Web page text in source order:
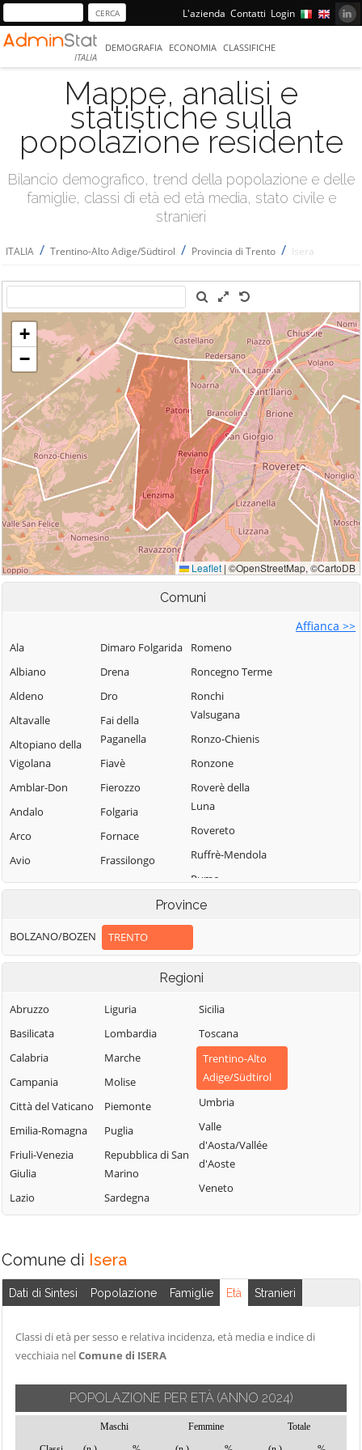
L'azienda Contatti Login
ITALIA
DEMOGRAFIA ECONOMIA CLASSIFICHE
Mappe, analisi e
statistiche sulla
popolazione residente
Bilancio demografico, trend della popolazione e delle
famiglie, classi di età ed età media, stato civile e
stranieri
ITALIA / Trentino-Alto Adige/Südtirol / Provincia di Trento / Isera
Comuni
Affianca >>
Ala
Albiano
Aldeno
Altavalle
Altopiano della
Vigolana
Amblar-Don
Andalo
Arco
Avio
Baselga di Pinè
Besenello
Bieno
Bocenago
Bondone
Borgo Chiese
Borgo d'Anaunia
Borgo Lares
Borgo Valsugana
Brentonico
Bresimo
Caderzone
Terme
Lago
Caldes
Caldonazzo
Calliano
Campitello di
Campodenno
Dimaro Folgarida
Drena
Dro
Fai della
Paganella
Fiavè
Fierozzo
Folgaria
Fornace
Frassilongo
Garniga Terme
Giustino
Grigno
Isera
Lavarone
Lavis
Ledro
Levico Terme
Livo
Lona-Lases
Luserna
Madruzzo
Mezzana
Moena
Molveno
Romeno
Roncegno Terme
Ronchi
Valsugana
Ronzo-Chienis
Ronzone
Roverè della
Luna
Rovereto
Ruffrè-Mendola
Rumo
Sagron Mis
Samone
San Giovanni di
Fassa-Sèn Jan
Dorsino
San Michele
all'Adige
Sant'Orsola
Terme
Sanzeno
Sarnonico
Scurelle
Segonzano
Sella Giudicarie
Sover
Spormaggiore
Stenico
Storo
Province
BOLZANO/BOZEN TRENTO
Regioni
Abruzzo
Basilicata
Calabria
Campania
Città del Vaticano
Emilia-Romagna
Friuli-Venezia
Giulia
Lazio
Liguria
Lombardia
Marche
Molise
Piemonte
Puglia
Repubblica di San
Marino
Sardegna
Sicilia
Toscana
Trentino-Alto
Adige/Südtirol
Umbria
Valle
d'Aosta/Vallée
d'Aoste
Veneto
Comune di Isera
Dati di Sintesi Popolazione Famiglie Età Stranieri
Classi di età per sesso e relativa incidenza, età media e indice di
vecchiaia nelComune di ISERA
POPOLAZIONE PER ETÀ (ANNO 2024)
Maschi Femmine
Totale